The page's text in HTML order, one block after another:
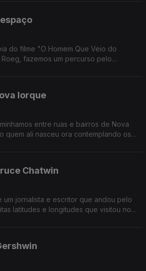
do filme "O Homem Que Veio do
fazemos um percurso pelo
Iorque
entre ruas e bairros de Nova
quem ali nasceu ora contemplando os
Chatwin
um jornalista e escritor que andou pelo
latitudes e longitudes que visitou nos